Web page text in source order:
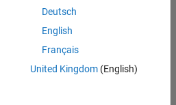
Deutsch
English
Français
United Kingdom(English)